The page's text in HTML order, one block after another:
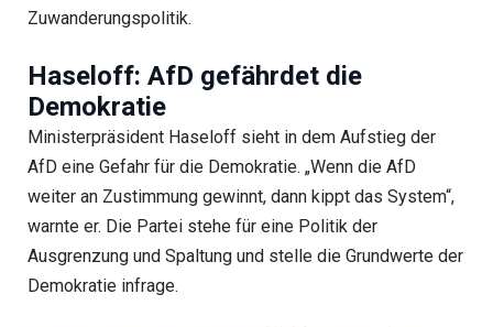
Zuwanderungspolitik.
Haseloff: AfD gefährdet die
Demokratie
Ministerpräsident Haseloff sieht in dem Aufstieg der
AfD eine Gefahr für die Demokratie. „Wenn die AfD
weiter an Zustimmung gewinnt, dann kippt das System“,
warnte er. Die Partei stehe für eine Politik der
Ausgrenzung und Spaltung und stelle die Grundwerte der
Demokratie infrage.